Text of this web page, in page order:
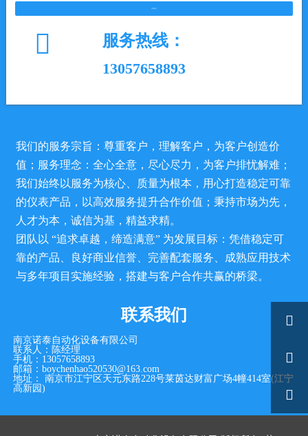
 服务热线：
13057658893
我们的服务宗旨：尊重客户，理解客户，为客户创造价
值；服务理念：全心全意，尽心尽力，为客户排忧解难；
我们始终以服务为核心、质量为根本，用心打造稳定可靠
的仪表产品，以高效服务提升合作价值；秉持市场为先，
人才为本，诚信为基，精益求精。
团队以 “追求卓越，缔造满意” 为发展目标：凭借稳定可
靠的产品、良好商业信誉、完善配套服务、成熟应用技术
与多年项目实施经验，搭建与客户合作共赢的桥梁。
联系我们
南京诺泰自动化设备有限公司
联系人：陈经理
手机：13057658893
邮箱：boychenhao520530@163.com
地址： 南京市江宁区天元东路228号莱茵达财富广场4幢414室(江宁
高新园)


